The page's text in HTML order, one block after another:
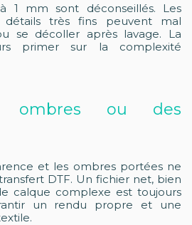
1 mm sont déconseillés. Les
très fins peuvent mal
se décoller après lavage. La
primer sur la complexité
ombres ou des
et les ombres portées ne
DTF. Un fichier net, bien
calque complexe est toujours
un rendu propre et une